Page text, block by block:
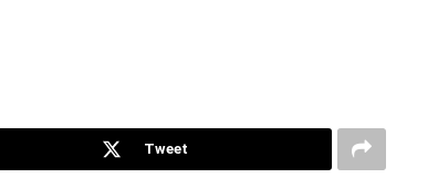
Tweet